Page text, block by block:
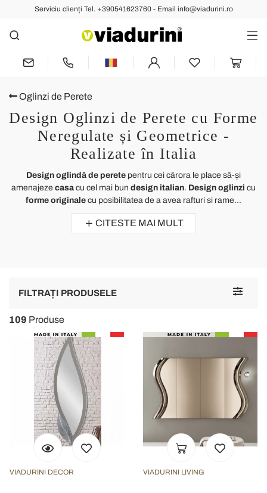
Serviciu clienți Tel. +390541623760 - Email info@viadurini.ro
Oglinzi de Perete
Design Oglinzi de Perete cu Forme
Neregulate și Geometrice -
Realizate în Italia
Design oglindă de perete pentru cei cărora le place să-și
amenajeze casa cu cel mai bun design italian. Design oglinzi cu
forme originale cu posibilitatea de a avea rafturi si rame...
CITESTE MAI MULT
Toggle
FILTRAȚI PRODUSELE
109 Produse
VIADURINI DECOR VIADURINI LIVING